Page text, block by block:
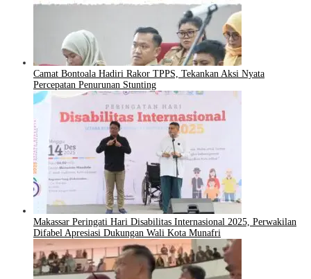
Camat Bontoala Hadiri Rakor TPPS, Tekankan Aksi Nyata
Percepatan Penurunan Stunting
Makassar Peringati Hari Disabilitas Internasional 2025, Perwakilan
Difabel Apresiasi Dukungan Wali Kota Munafri